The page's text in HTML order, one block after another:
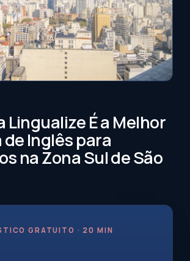
Lingualize É a Melhor
Inglês para
na Zona Sul de São
GRATUITO · 20 MIN